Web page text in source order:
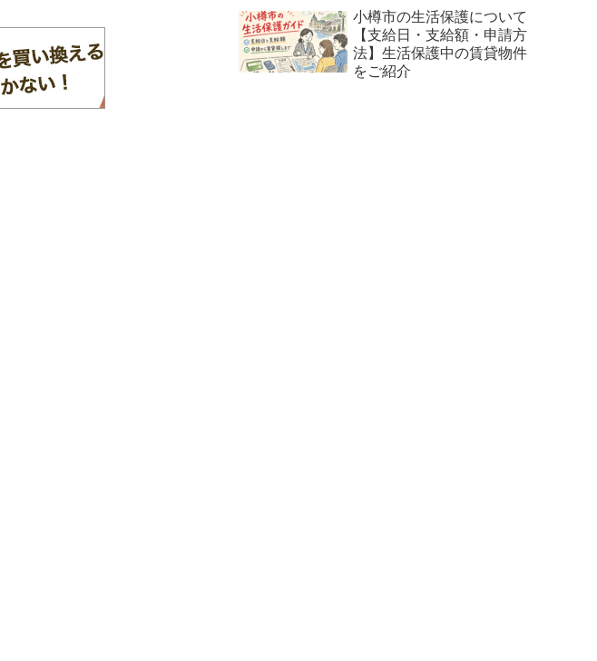
小樽市の生活保護について
【支給日・支給額・申請方
法】生活保護中の賃貸物件
をご紹介